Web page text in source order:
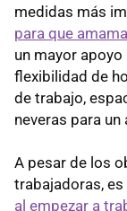
medidas más
para que
un mayor
flexibilidad de
de trabajo,
neveras para
A pesar de los
trabajadoras,
al empezar a